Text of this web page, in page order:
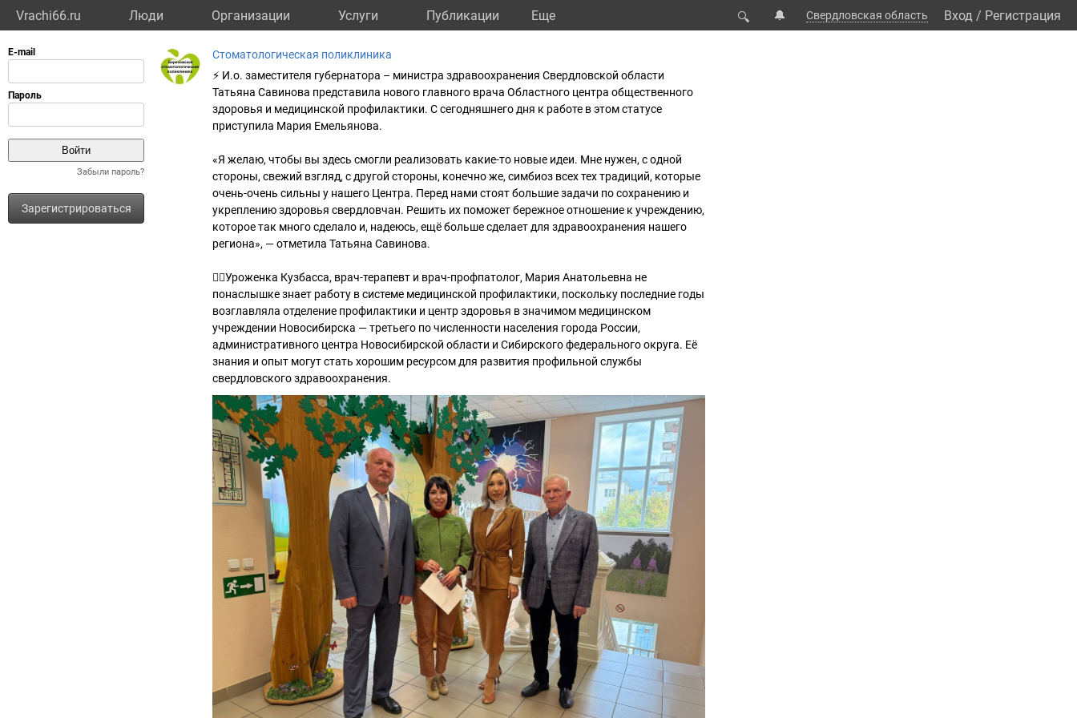
Vrachi66.ru Люди Организации Услуги Публикации Eще 🔍 🔔 Свердловская область Вход / Регистрация
Забыли пароль?
Зарегистрироваться
Стоматологическая поликлиника
⚡️ И.о. заместителя губернатора – министра здравоохранения Свердловской области
Татьяна Савинова представила нового главного врача Областного центра общественного
здоровья и медицинской профилактики. С сегодняшнего дня к работе в этом статусе
приступила Мария Емельянова.
«Я желаю, чтобы вы здесь смогли реализовать какие-то новые идеи. Мне нужен, с одной
стороны, свежий взгляд, с другой стороны, конечно же, симбиоз всех тех традиций, которые
очень-очень сильны у нашего Центра. Перед нами стоят большие задачи по сохранению и
укреплению здоровья свердловчан. Решить их поможет бережное отношение к учреждению,
которое так много сделало и, надеюсь, ещё больше сделает для здравоохранения нашего
региона», — отметила Татьяна Савинова.
👩‍⚕️Уроженка Кузбасса, врач-терапевт и врач-профпатолог, Мария Анатольевна не
понаслышке знает работу в системе медицинской профилактики, поскольку последние годы
возглавляла отделение профилактики и центр здоровья в значимом медицинском
учреждении Новосибирска — третьего по численности населения города России,
административного центра Новосибирской области и Сибирского федерального округа. Её
знания и опыт могут стать хорошим ресурсом для развития профильной службы
свердловского здравоохранения.